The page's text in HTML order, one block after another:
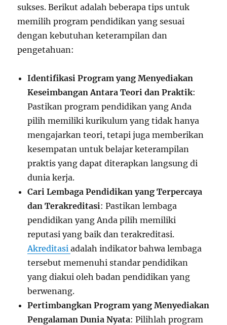
sukses. Berikut adalah beberapa tips untuk
memilih program pendidikan yang sesuai
dengan kebutuhan keterampilan dan
pengetahuan:
Identifikasi Program yang Menyediakan
Keseimbangan Antara Teori dan Praktik:
Pastikan program pendidikan yang Anda
pilih memiliki kurikulum yang tidak hanya
mengajarkan teori, tetapi juga memberikan
kesempatan untuk belajar keterampilan
praktis yang dapat diterapkan langsung di
dunia kerja.
Cari Lembaga Pendidikan yang Terpercaya
dan Terakreditasi: Pastikan lembaga
pendidikan yang Anda pilih memiliki
reputasi yang baik dan terakreditasi.
Akreditasiadalah indikator bahwa lembaga
tersebut memenuhi standar pendidikan
yang diakui oleh badan pendidikan yang
berwenang.
Pertimbangkan Program yang Menyediakan
Pengalaman Dunia Nyata: Pilihlah program